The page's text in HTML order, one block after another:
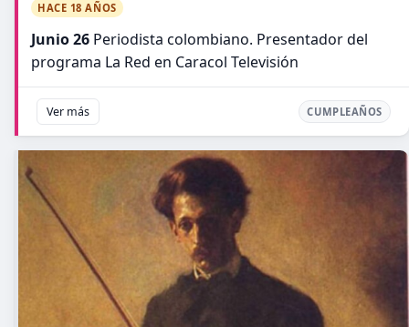
HACE 18 AÑOS
Junio 26 Periodista colombiano. Presentador del
programa La Red en Caracol Televisión
Ver más CUMPLEAÑOS